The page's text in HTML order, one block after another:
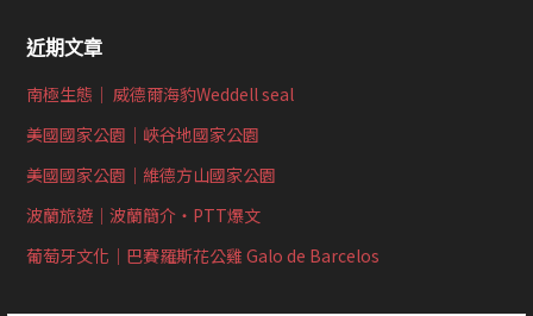
近期文章
南極生態｜ 威德爾海豹Weddell seal
美國國家公園｜峽谷地國家公園
美國國家公園｜維德方山國家公園
波蘭旅遊｜波蘭簡介‧PTT爆文
葡萄牙文化｜巴賽羅斯花公雞 Galo de Barcelos